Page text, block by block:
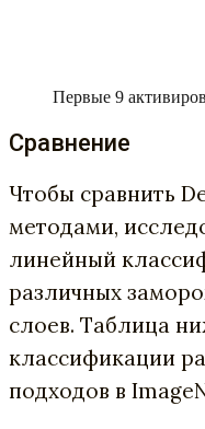
Первые 9
Сравнение
Чтобы сравнить
методами,
линейный
различных
слоев. Таблица
классификации
подходов в